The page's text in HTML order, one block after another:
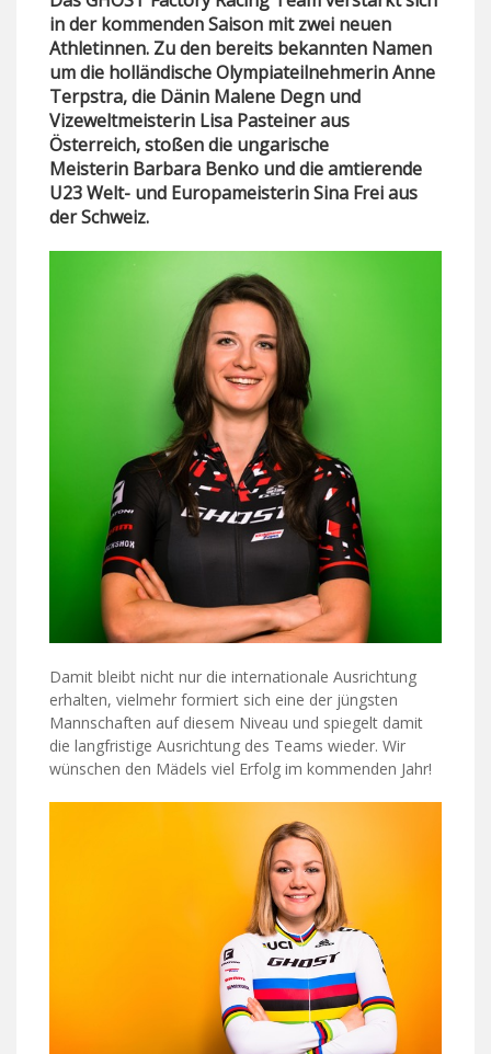
in der kommenden Saison mit zwei neuen
Athletinnen. Zu den bereits bekannten Namen
um die holländische OlympiateilnehmerinAnne
Terpstra, die Dänin Malene Degn und
Vizeweltmeisterin Lisa Pasteineraus
Österreich, stoßen die ungarische
Meisterin Barbara Benko und die amtierende
U23 Welt- und EuropameisterinSina Freiaus
der Schweiz.
Damit bleibt nicht nur die internationale Ausrichtung
erhalten, vielmehr formiert sich eine der jüngsten
Mannschaften auf diesem Niveau und spiegelt damit
die langfristige Ausrichtung des Teams wieder. Wir
wünschen den Mädels viel Erfolg im kommenden Jahr!